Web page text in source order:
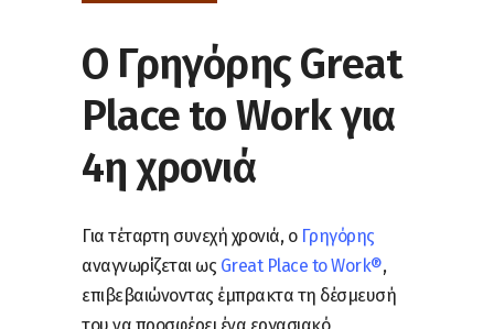
Ο Γρηγόρης Great
Place to Work για
4η χρονιά
Για τέταρτη συνεχή χρονιά, ο Γρηγόρης
αναγνωρίζεται ως Great Place to Work®,
επιβεβαιώνοντας έμπρακτα τη δέσμευσή